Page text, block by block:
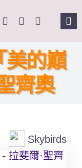
美的巔
齊奧
Skybirds